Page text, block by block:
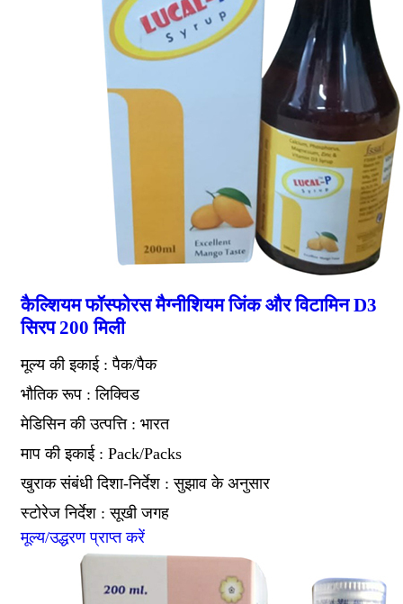
कैल्शियम फॉस्फोरस मैग्नीशियम जिंक और विटामिन D3
सिरप 200 मिली
मूल्य की इकाई : पैक/पैक
भौतिक रूप : लिक्विड
मेडिसिन की उत्पत्ति : भारत
माप की इकाई : Pack/Packs
खुराक संबंधी दिशा-निर्देश : सुझाव के अनुसार
स्टोरेज निर्देश : सूखी जगह
मूल्य/उद्धरण प्राप्त करें